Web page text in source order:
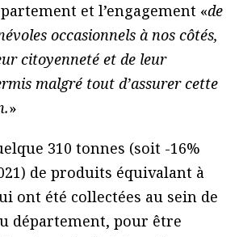
et l’engagement «de
occasionnels à nos côtés,
citoyenneté et de leur
malgré tout d’assurer cette
»
310 tonnes (soit -16%
de produits équivalant à
ont été collectées au sein de
département, pour être